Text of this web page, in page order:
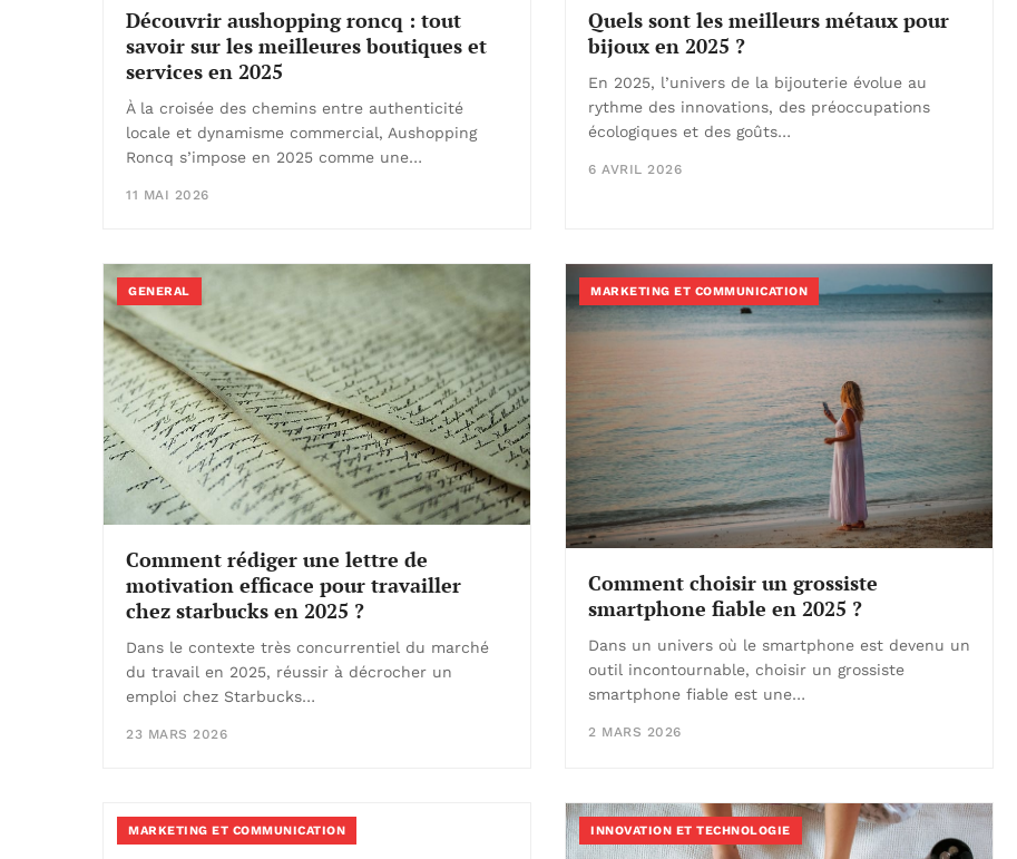
Découvrir aushopping roncq : tout
savoir sur les meilleures boutiques et
services en 2025
À la croisée des chemins entre authenticité
locale et dynamisme commercial, Aushopping
Roncq s’impose en 2025 comme une…
11 MAI 2026
Quels sont les meilleurs métaux pour
bijoux en 2025 ?
En 2025, l’univers de la bijouterie évolue au
rythme des innovations, des préoccupations
écologiques et des goûts…
6 AVRIL 2026
GENERAL
Comment rédiger une lettre de
motivation efficace pour travailler
chez starbucks en 2025 ?
Dans le contexte très concurrentiel du marché
du travail en 2025, réussir à décrocher un
emploi chez Starbucks…
23 MARS 2026
MARKETING ET COMMUNICATION
Comment choisir un grossiste
smartphone fiable en 2025 ?
Dans un univers où le smartphone est devenu un
outil incontournable, choisir un grossiste
smartphone fiable est une…
2 MARS 2026
MARKETING ET COMMUNICATION INNOVATION ET TECHNOLOGIE